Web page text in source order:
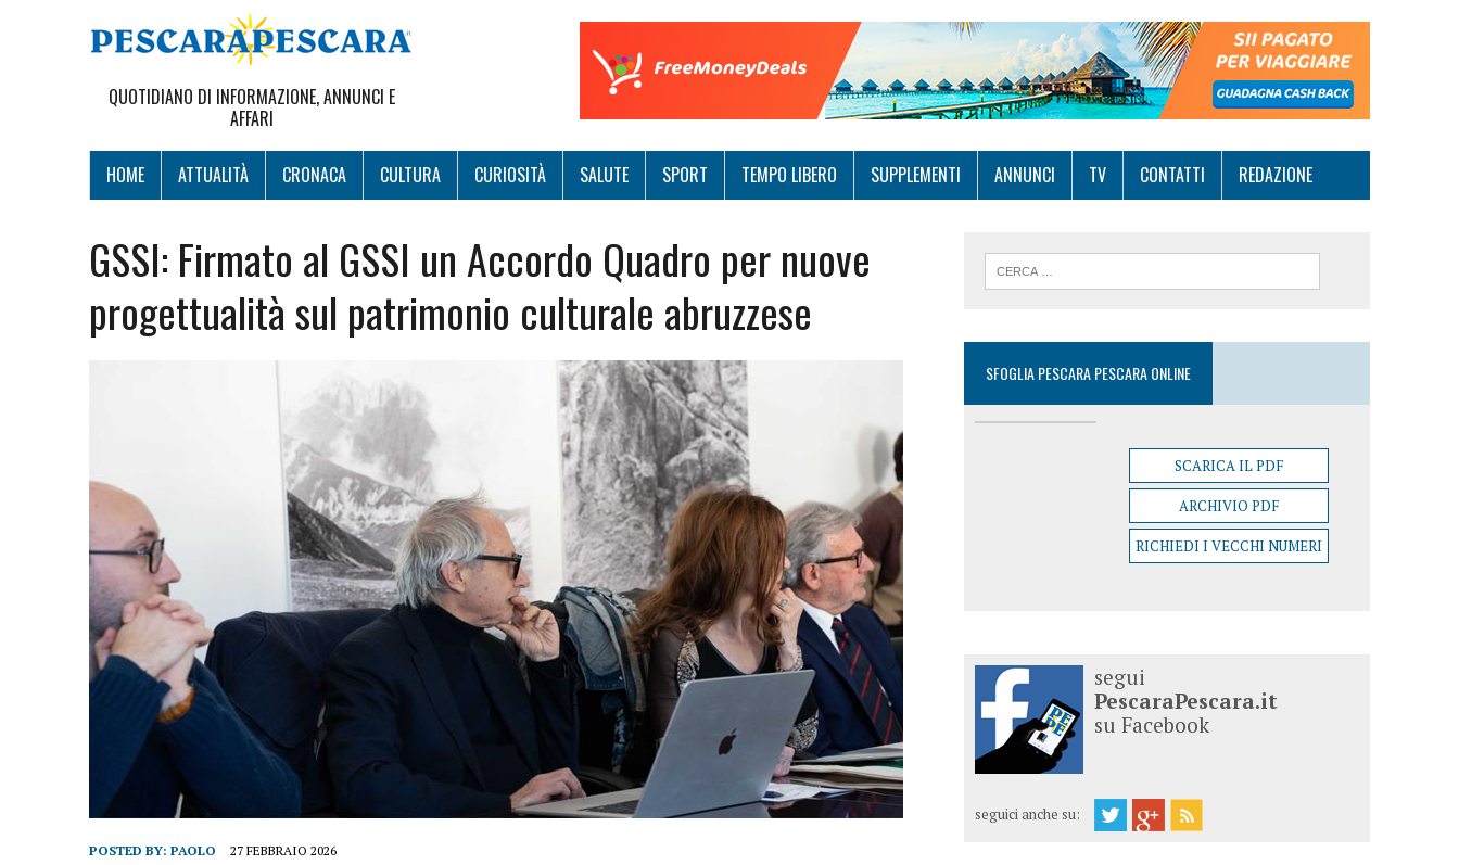
QUOTIDIANO DI INFORMAZIONE, ANNUNCI E
AFFARI
HOME ATTUALITÀ CRONACA CULTURA CURIOSITÀ SALUTE SPORT TEMPO LIBERO SUPPLEMENTI ANNUNCI TV CONTATTI REDAZIONE
GSSI: Firmato al GSSI un Accordo Quadro per nuove
progettualità sul patrimonio culturale abruzzese
POSTED BY: PAOLO 27 FEBBRAIO 2026
SFOGLIA PESCARA PESCARA ONLINE
SCARICA IL PDF
ARCHIVIO PDF
RICHIEDI I VECCHI NUMERI
segui
PescaraPescara.it
su Facebook
seguici anche su: